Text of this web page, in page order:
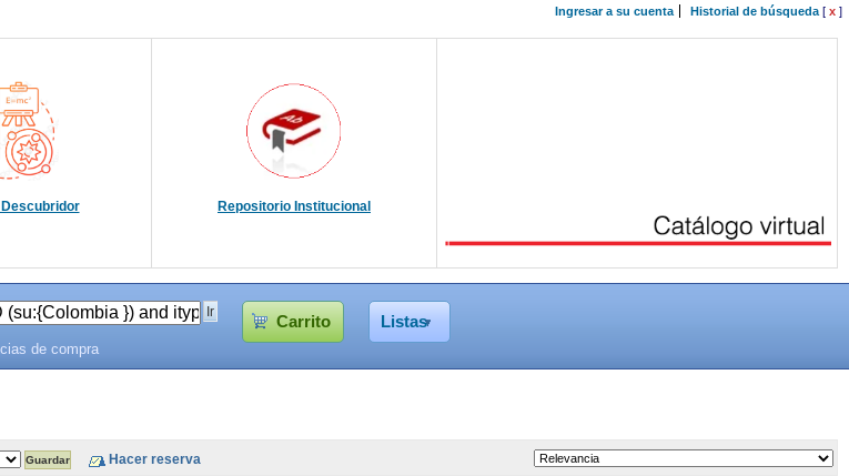
Ingresar a su cuenta Historial de búsqueda[ x ]
Descubridor Repositorio Institucional
Carrito Listas
de compra